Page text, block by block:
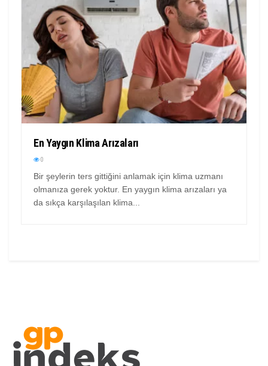
En Yaygın Klima Arızaları
0
Bir şeylerin ters gittiğini anlamak için klima uzmanı
olmanıza gerek yoktur. En yaygın klima arızaları ya
da sıkça karşılaşılan klima...